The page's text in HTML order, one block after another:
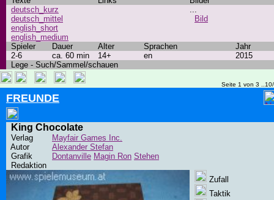
deutsch_kurz
deutsch_mittel
english_short
english_medium
...
Bild
Spieler Dauer Alter Sprachen
Jahr
2-6
ca. 60 min 14+ en
2015
Lege - Such/Sammel/schauen
Seite 1 von 3
FREUNDE
King Chocolate
Verlag
Mayfair Games Inc.
Autor
Alexander Stefan
Grafik
Dontanville Magin Ron Stehen
Redaktion
Zufall
Taktik